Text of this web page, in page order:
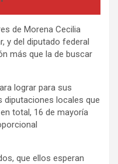
de Morena Cecilia
y del diputado federal
más que la de buscar
lograr para sus
diputaciones locales que
total, 16 de mayoría
que ellos esperan